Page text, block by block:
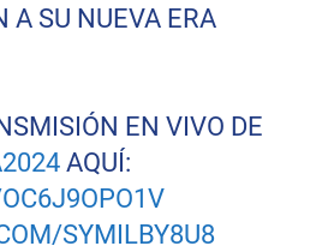
A SU NUEVA ERA
EN VIVO DE
AQUÍ:
SYMILBY8U8